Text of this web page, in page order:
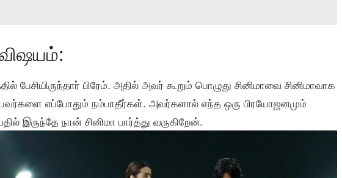
பேசியிருந்தார் பிரேம். அதில் அவர் கூறும் பொழுது சினிமாவை சினிமாவாக
எப்போதும் நம்பாதீர்கள். அவர்களால் எந்த ஒரு பிரயோஜனமும்
இருந்தே நான் சினிமா பார்த்து வருகிறேன்.